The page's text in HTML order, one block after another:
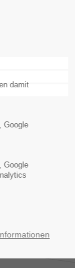
Road, Suite 600
questions?
a line
(z.B.
entwickelt,
die ein sehr
Im
einfache,
damit
Google
Google